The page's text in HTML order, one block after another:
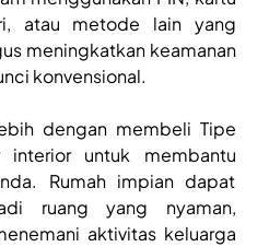
atau metode lain yang
meningkatkan keamanan
konvensional.
dengan membeli Tipe
untuk membantu
Rumah impian dapat
ruang yang nyaman,
aktivitas keluarga